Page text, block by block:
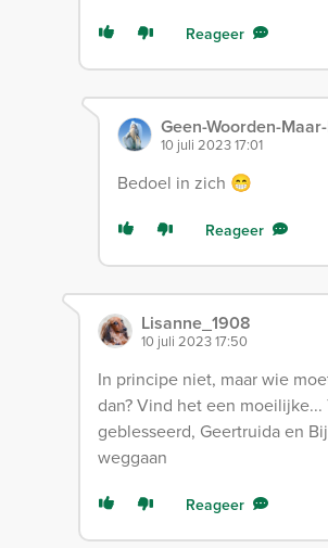
Reageer
Geen-Woorden-
10 juli 2023 17:01
Bedoel in zich 😁
Reageer
Lisanne_1908
10 juli 2023 17:50
In principe niet, maar wie
dan? Vind het een moeilijke...
geblesseerd, Geertruida en
weggaan
Reageer